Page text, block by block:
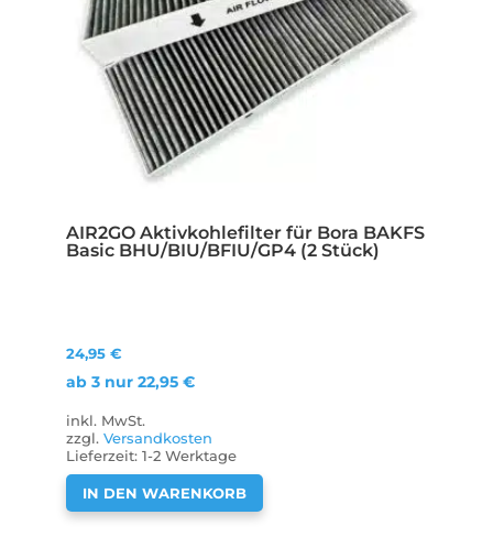
AIR2GO Aktivkohlefilter für Bora BAKFS
Basic BHU/BIU/BFIU/GP4 (2 Stück)
24,95 €
ab 3 nur 22,95 €
inkl. MwSt.
zzgl. Versandkosten
Lieferzeit: 1-2 Werktage
IN DEN WARENKORB